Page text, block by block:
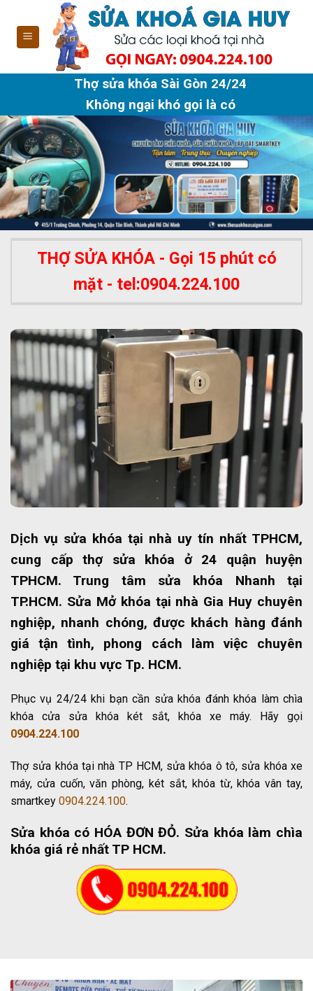
content
Thợ sửa khóa Sài Gòn 24/24
Không ngại khó gọi là có
Dịch vụ sửa khóa tại nhà uy tín nhất TPHCM,
cung cấp thợ sửa khóa ở 24 quận huyện
TPHCM. Trung tâm sửa khóa Nhanh tại
TP.HCM. Sửa Mở khóa tại nhà Gia Huy chuyên
nghiệp, nhanh chóng, được khách hàng đánh
giá tận tình, phong cách làm việc chuyên
nghiệp tại khu vực Tp. HCM.
Phục vụ 24/24 khi bạn cần sửa khóa đánh khóa làm chìa
khóa cửa sửa khóa két sắt, khóa xe máy. Hãy gọi
0904.224.100
Thợ sửa khóa tại nhà TP HCM, sửa khóa ô tô, sửa khóa xe
máy, cửa cuốn, văn phòng, két sắt, khóa từ, khóa vân tay,
smartkey 0904.224.100.
Sửa khóa có HÓA ĐƠN ĐỎ. Sửa khóa làm chìa
khóa giá rẻ nhất TP HCM.
THỢ SỬA KHÓA - Gọi 15 phút có
mặt - tel:0904.224.100